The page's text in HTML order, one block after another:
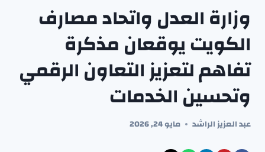
وزارة العدل واتحاد مصارف
الكويت يوقعان مذكرة
تفاهم لتعزيز التعاون الرقمي
وتحسين الخدمات
عبد العزيز الراشد مايو 24, 2026